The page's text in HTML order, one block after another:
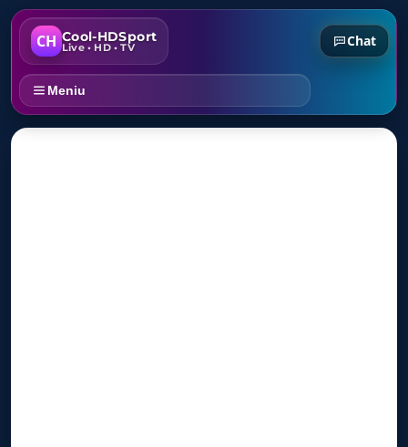
CH Cool-HDSport
Live • HD • TV
Meniu
Chat